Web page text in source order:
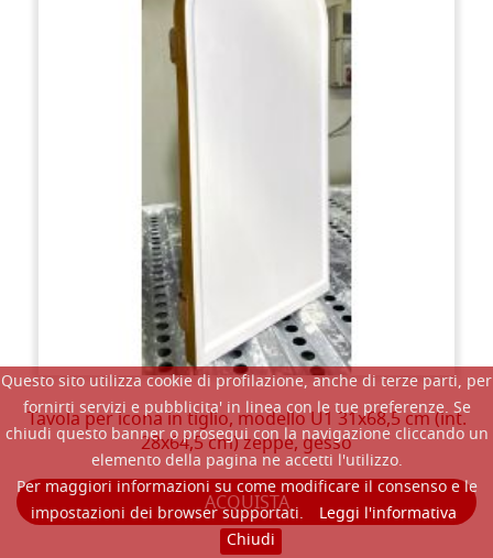
Questo sito utilizza cookie di profilazione, anche di terze parti, per
fornirti servizi e pubblicita' in linea con le tue preferenze. Se
chiudi questo banner o prosegui con la navigazione cliccando un
elemento della pagina ne accetti l'utilizzo.
Per maggiori informazioni su come modificare il consenso e le
impostazioni dei browser supportati.
Leggi l'informativa
Chiudi
Tavola per icona in tiglio, modello U1 31x68,5 cm (int.
28x64,5 cm) zeppe, gesso
ACQUISTA